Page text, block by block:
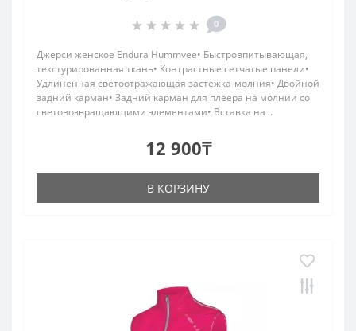
0
Джерси женское Endura Hummvee• Быстровпитывающая,
текстурированная ткань• Контрастные сетчатые панели•
Удлиненная светоотражающая застежка-молния• Двойной
задний карман• Задний карман для плеера на молнии со
световозвращающими элементами• Вставка на ..
12 900₸
В КОРЗИНУ